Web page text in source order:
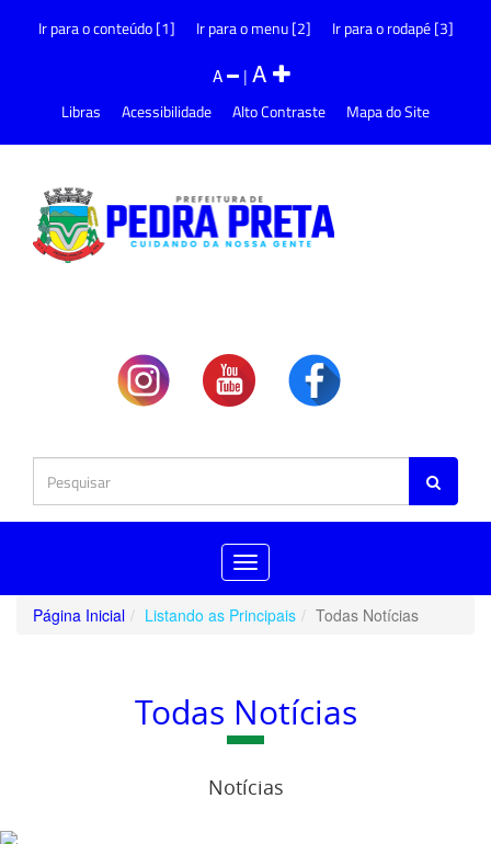
Ir para o conteúdo [1] Ir para o menu [2] Ir para o rodapé [3]
A |A
Libras Acessibilidade Alto Contraste Mapa do Site
Toggle
navigation
Página Inicial
Listando as Principais Todas Notícias
Todas Notícias
Notícias